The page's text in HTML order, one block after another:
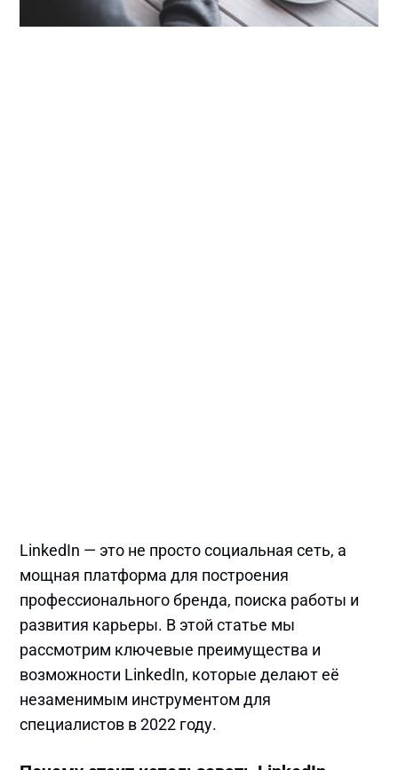
LinkedIn — это не просто социальная сеть, а
мощная платформа для построения
профессионального бренда, поиска работы и
развития карьеры. В этой статье мы
рассмотрим ключевые преимущества и
возможности LinkedIn, которые делают её
незаменимым инструментом для
специалистов в 2022 году.